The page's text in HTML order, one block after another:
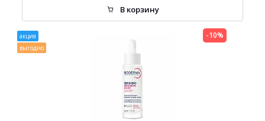
В корзину
акция
выгодно
-10%